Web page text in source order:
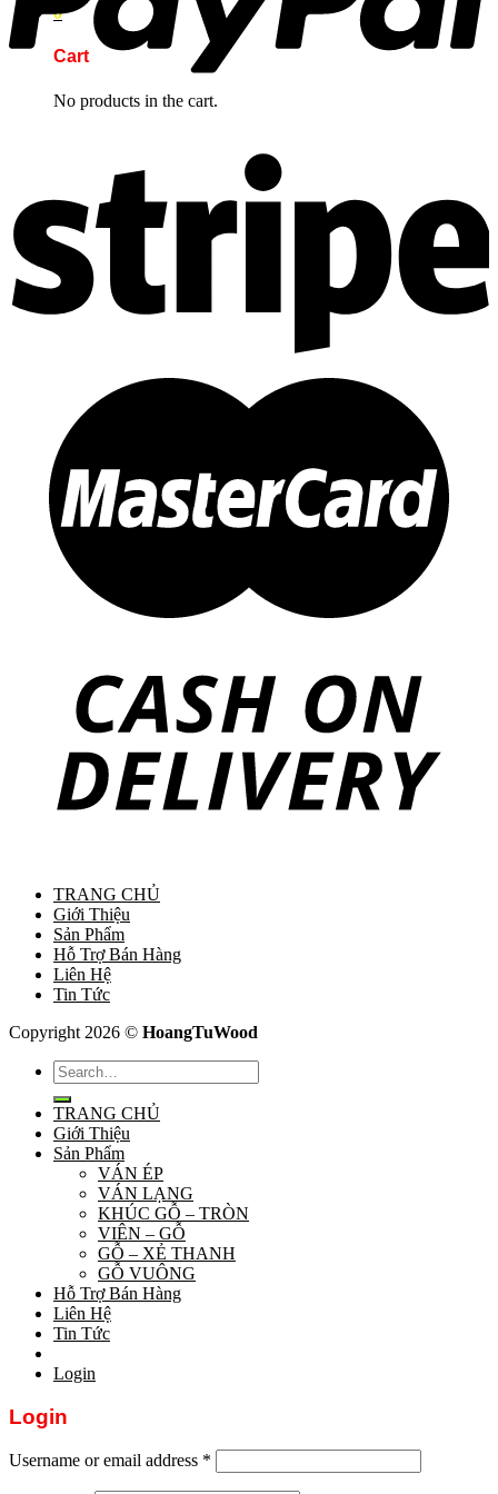
0
Cart
No products in the cart.
TRANG CHỦ
Giới Thiệu
Sản Phẩm
Hỗ Trợ Bán Hàng
Liên Hệ
Tin Tức
Copyright 2026 © HoangTuWood
Search
for:
TRANG CHỦ
Giới Thiệu
Sản Phẩm
VÁN ÉP
VÁN LẠNG
KHÚC GỖ – TRÒN
VIÊN – GỖ
GỖ – XẺ THANH
GỖ VUÔNG
Hỗ Trợ Bán Hàng
Liên Hệ
Tin Tức
Login
Login
Username or email address *